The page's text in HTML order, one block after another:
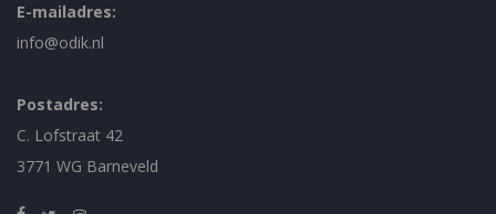
E-mailadres:
info@odik.nl
Postadres:
C. Lofstraat 42
3771 WG Barneveld